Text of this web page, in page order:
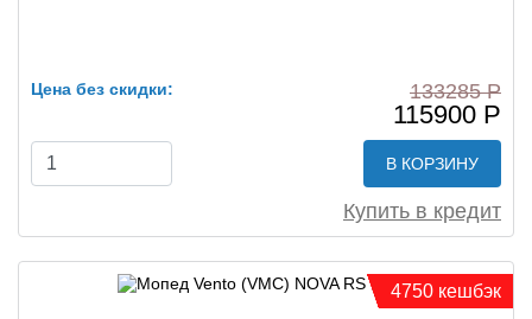
Цена без скидки: 133285 Р
115900 Р
В КОРЗИНУ
Купить в кредит
4750 кешбэк